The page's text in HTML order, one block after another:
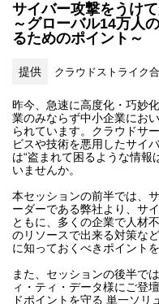
サイバー攻撃をうけ
～グローバル14万人
るためのポイント～
提供 クラウドストライク
昨今、急速に高度化・巧妙
業のみならず中小企業にお
られています。クラウドサ
ビスや技術を悪用したサイ
は“盗まれて困るような情報
いませんか。
本セッションの前半では、
ーダーである弊社より、サ
ともに、多くの企業で人材
のリソースで出来る対策な
に知っておくべきポイント
また、セッションの後半で
ィ・ティ・データ様にご登
ドポイントを守る 単一ソ